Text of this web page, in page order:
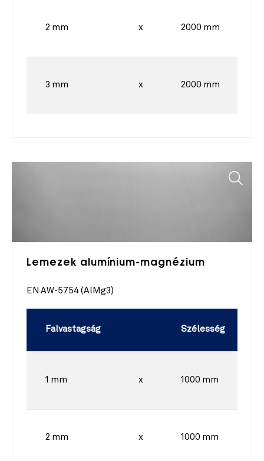
2 mm x 2000 mm
3 mm x 2000 mm
Lemezek alumínium-magnézium
EN AW-5754 (AlMg3)
Falvastagság Szélesség
1 mm x 1000 mm
2 mm x 1000 mm